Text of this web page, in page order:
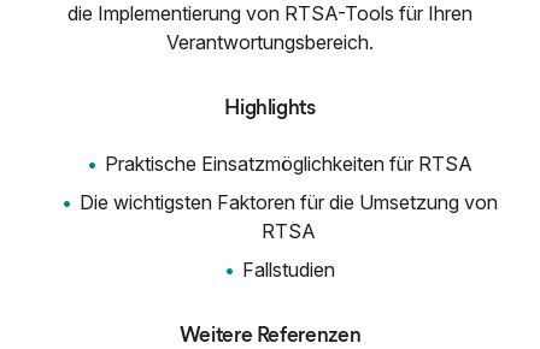
die Implementierung von RTSA-Tools für Ihren
Verantwortungsbereich.
Highlights
Praktische Einsatzmöglichkeiten für RTSA
Die wichtigsten Faktoren für die Umsetzung von
RTSA
Fallstudien
Weitere Referenzen